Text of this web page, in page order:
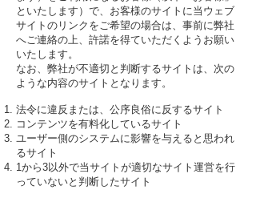
といたします）で、お客様のサイトに当ウェブ
サイトのリンクをご希望の場合は、事前に弊社
へご連絡の上、許諾を得ていただくようお願い
いたします。
なお、弊社が不適切と判断するサイトは、次の
ような内容のサイトとなります。
法令に違反または、公序良俗に反するサイト
コンテンツを有料化しているサイト
ユーザー側のシステムに影響を与えると思われ
るサイト
1から3以外で当サイトが適切なサイト運営を行
っていないと判断したサイト